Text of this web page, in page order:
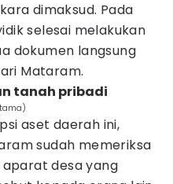
dimaksud. Pada
selesai melakukan
dokumen langsung
Mataram.
tanah pribadi
aset daerah ini,
sudah memeriksa
desa yang